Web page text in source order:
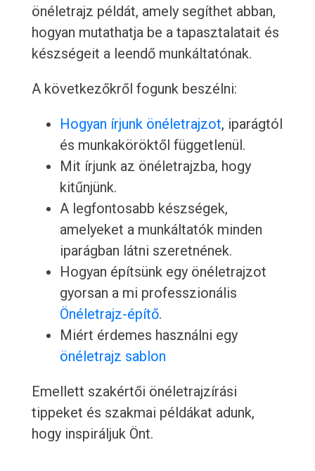
önéletrajz példát, amely segíthet abban,
hogyan mutathatja be a tapasztalatait és
készségeit a leendő munkáltatónak.
A következőkről fogunk beszélni:
Hogyan írjunk önéletrajzot, iparágtól
és munkaköröktől függetlenül.
Mit írjunk az önéletrajzba, hogy
kitűnjünk.
A legfontosabb készségek,
amelyeket a munkáltatók minden
iparágban látni szeretnének.
Hogyan építsünk egy önéletrajzot
gyorsan a mi professzionális
Önéletrajz-építő.
Miért érdemes használni egy
önéletrajz sablon
Emellett szakértői önéletrajzírási
tippeket és szakmai példákat adunk,
hogy inspiráljuk Önt.